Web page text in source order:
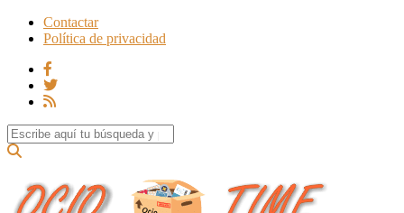
Contactar
Política de privacidad
Search for: